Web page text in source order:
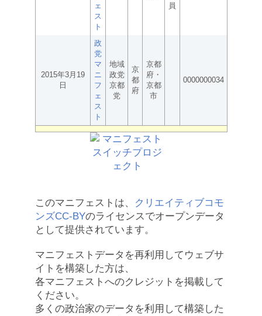
ェ
ス
ト
員
2015年3月19
日
政
党
マ
ニ
フ
ェ
ス
ト
地域
政党
京都
党
京
都
府
京都
府・
京都
市
0000000034
このマニフェストは、
クリエイティブコモ
ンズCC-BYのライセンスでオープンデータ
として提供されています。
マニフェストデータを再利用してウェブサ
イトを構築した方は、
各マニフェストへのクレジットを掲載して
ください。
多くの政治家のデータを利用して構築した